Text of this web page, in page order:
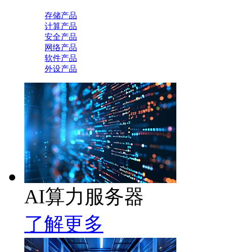
存储产品
计算产品
安全产品
网络产品
软件产品
外设产品
AI算力服务器
了解更多